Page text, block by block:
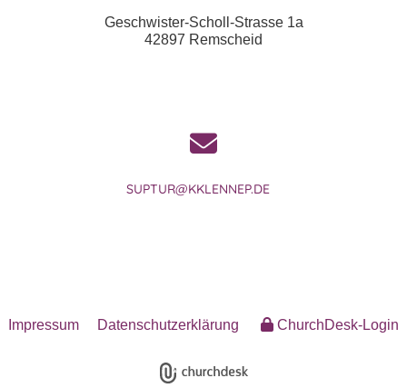
Geschwister-Scholl-Strasse 1a
42897 Remscheid
SUPTUR@KKLENNEP.DE
Impressum Datenschutzerklärung ChurchDesk-Login